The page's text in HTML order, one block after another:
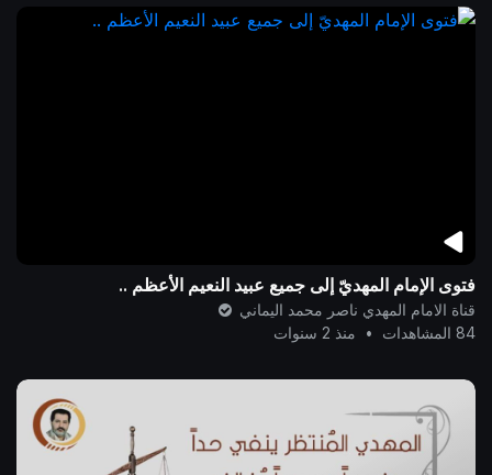
فتوى الإمام المهديّ إلى جميع عبيد النعيم الأعظم ..
قناة الامام المهدي ناصر محمد اليماني
84 المشاهدات
• منذ 2 سنوات